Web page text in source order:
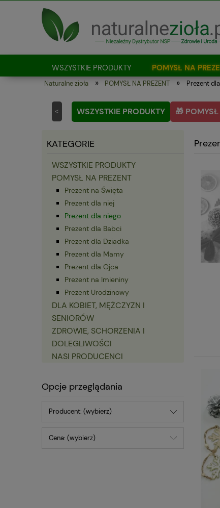
WSZYSTKIE PRODUKTY POMYSŁ NA
Jak kupować?
Naturalne zioła » POMYSŁ NA PREZENT » Prezent
WSZYSTKIE PRODUKTY 🎁
<
KATEGORIE
WSZYSTKIE PRODUKTY
POMYSŁ NA PREZENT
Prezent na Święta
Prezent dla niej
Prezent dla niego
Prezent dla Babci
Prezent dla Dziadka
Prezent dla Mamy
Prezent dla Ojca
Prezent na Imieniny
Prezent Urodzinowy
DLA KOBIET, MĘŻCZYZN I
SENIORÓW
ZDROWIE, SCHORZENIA I
DOLEGLIWOŚCI
NASI PRODUCENCI
Opcje przeglądania
Producent: (wybierz)
Cena: (wybierz)